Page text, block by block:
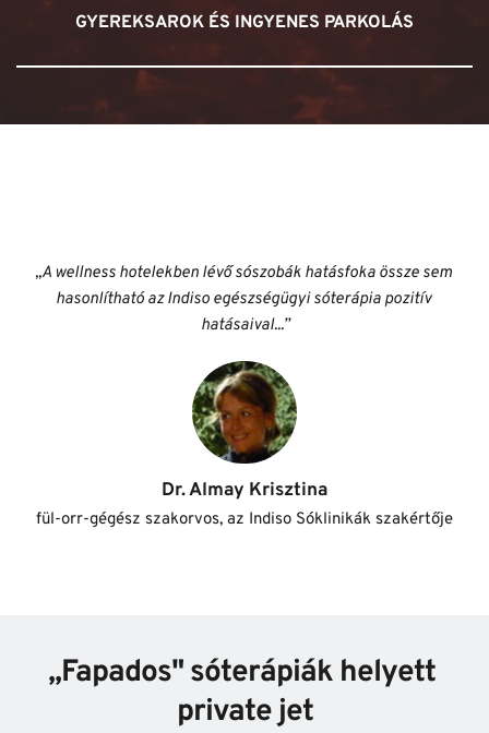
GYEREKSAROK ÉS INGYENES PARKOLÁS
,,A wellness hotelekben lévő sószobák hatásfoka össze sem
hasonlítható az Indiso egészségügyi sóterápia pozitív
hatásaival...”
Dr. Almay Krisztina
fül-orr-gégész szakorvos, az Indiso Sóklinikák szakértője
,,Fapados" sóterápiák helyett
private jet